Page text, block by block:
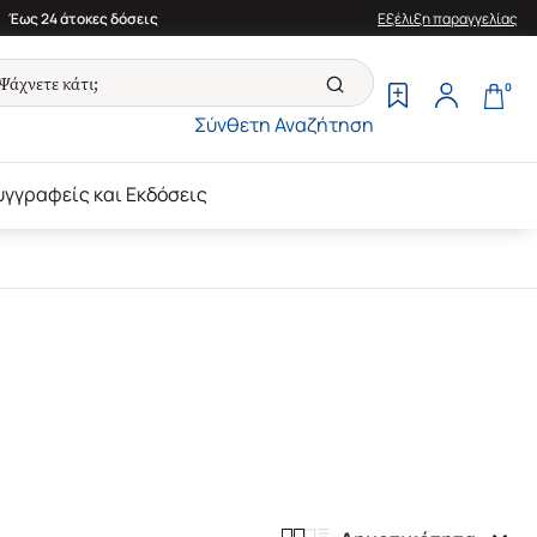
Έως 24 άτοκες δόσεις Εξέλιξη παραγγελίας
Σύνθετη Αναζήτηση
0
και Εκδόσεις